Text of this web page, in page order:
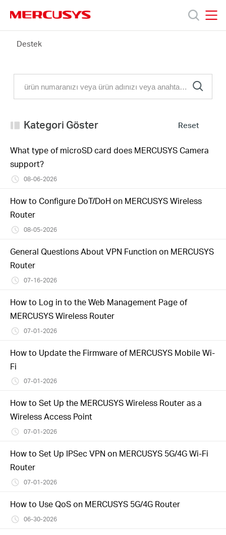
navigation
Ürünler
Destek
Turkey
Türkçe
Destek
Kategori Göster Reset
What type of microSD card does MERCUSYS Camera
support?
08-06-2026
How to Configure DoT/DoH on MERCUSYS Wireless
Router
08-05-2026
General Questions About VPN Function on MERCUSYS
Router
07-16-2026
How to Log in to the Web Management Page of
MERCUSYS Wireless Router
07-01-2026
How to Update the Firmware of MERCUSYS Mobile Wi-
Fi
07-01-2026
How to Set Up the MERCUSYS Wireless Router as a
Wireless Access Point
07-01-2026
How to Set Up IPSec VPN on MERCUSYS 5G/4G Wi-Fi
Router
07-01-2026
How to Use QoS on MERCUSYS 5G/4G Router
06-30-2026